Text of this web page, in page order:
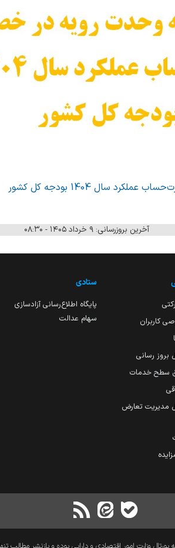
سال 1404 بودجه کل کشور
آخرین بروزرسانی: ۹ خرداد ۱۴۰۵ - ۰۸:۳۰
کاربران
بروز رسانی
سطح خدمات
مدیریت تعارض
ستادی
پایگاه اطلاع‌رسانی آزادسازی
سهام عدالت